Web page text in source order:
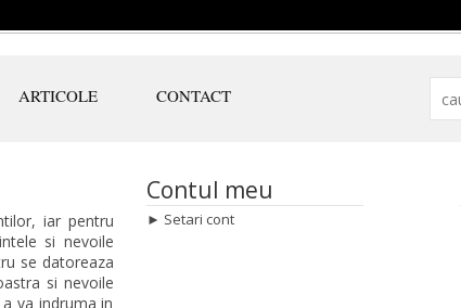
ARTICOLE CONTACT
iar pentru
si nevoile
se datoreaza
si nevoile
va indruma in
Contul meu
► Setari cont